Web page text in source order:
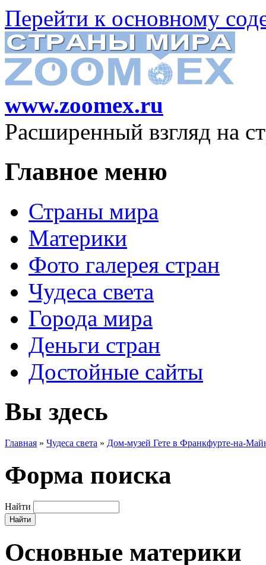
Перейти к основному
www.zoomex.ru
Расширенный взгляд на
Главное меню
Страны мира
Материки
Фото галерея стран
Чудеса света
Города мира
Деньги стран
Достойные сайты
Вы здесь
Главная » Чудеса света » Дом-музей Гете в Франкфурте-на-
Форма поиска
Найти
Основные материки